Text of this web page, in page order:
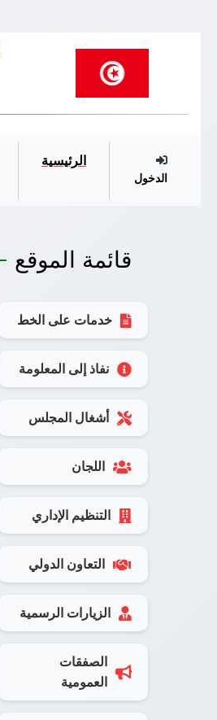
الدخول
الرئيسية
قائمة الموقع
خدمات على الخط
نفاذ إلى المعلومة
أشغال المجلس
اللجان
التنظيم الإداري
التعاون الدولي
الزيارات الرسمية
الصفقات
العمومية